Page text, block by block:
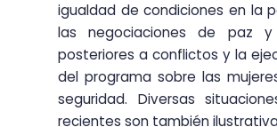
igualdad de condiciones en la
las negociaciones de paz y
posteriores a conflictos y la
del programa sobre las
seguridad. Diversas
recientes son también